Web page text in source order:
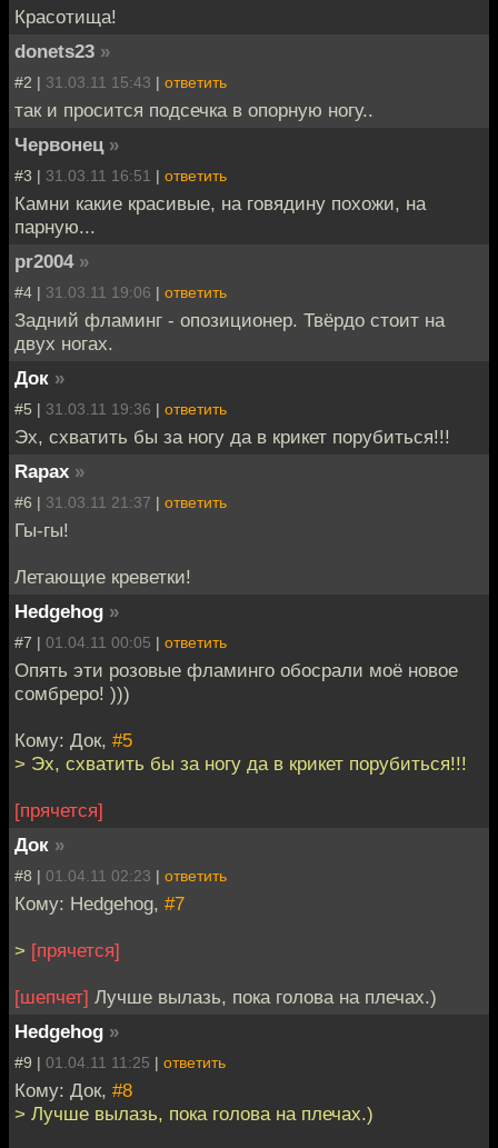
Красотища!
donets23 »
#2 | 31.03.11 15:43 | ответить
так и просится подсечка в опорную ногу..
Червонец »
#3 | 31.03.11 16:51 | ответить
Камни какие красивые, на говядину похожи, на
парную...
pr2004 »
#4 | 31.03.11 19:06 | ответить
Задний фламинг - опозиционер. Твёрдо стоит на
двух ногах.
Док »
#5 | 31.03.11 19:36 | ответить
Эх, схватить бы за ногу да в крикет порубиться!!!
Rapax »
#6 | 31.03.11 21:37 | ответить
Гы-гы!
Летающие креветки!
Hedgehog »
#7 | 01.04.11 00:05 | ответить
Опять эти розовые фламинго обосрали моё новое
сомбреро! )))
Кому: Док, #5
> Эх, схватить бы за ногу да в крикет порубиться!!!
[прячется]
Док »
#8 | 01.04.11 02:23 | ответить
Кому: Hedgehog, #7
> [прячется]
[шепчет] Лучше вылазь, пока голова на плечах.)
Hedgehog »
#9 | 01.04.11 11:25 | ответить
Кому: Док, #8
> Лучше вылазь, пока голова на плечах.)